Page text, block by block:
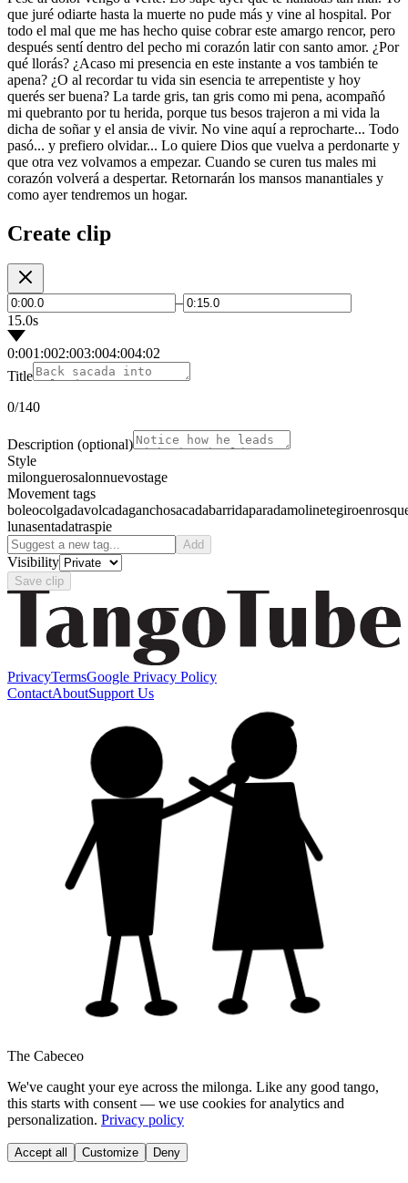
que juré odiarte hasta la muerte no pude más y vine al hospital. Por
todo el mal que me has hecho quise cobrar este amargo rencor, pero
después sentí dentro del pecho mi corazón latir con santo amor. ¿Por
qué llorás? ¿Acaso mi presencia en este instante a vos también te
apena? ¿O al recordar tu vida sin esencia te arrepentiste y hoy
querés ser buena? La tarde gris, tan gris como mi pena, acompañó
mi quebranto por tu herida, porque tus besos trajeron a mi vida la
dicha de soñar y el ansia de vivir. No vine aquí a reprocharte... Todo
pasó... y prefiero olvidar... Lo quiere Dios que vuelva a perdonarte y
que otra vez volvamos a empezar. Cuando se curen tus males mi
corazón volverá a despertar. Retornarán los mansos manantiales y
como ayer tendremos un hogar.
Create clip
–
15.0s
0:001:002:003:004:004:02
Title
0/140
Description (optional)
Style
milonguerosalonnuevostage
Movement tags
boleocolgadavolcadaganchosacadabarridaparadamolinetegiro
lunasentadatraspie
Add
Visibility
Save clip
PrivacyTermsGoogle Privacy Policy
ContactAboutSupport Us
The Cabeceo
We've caught your eye across the milonga. Like any good tango,
this starts with consent — we use cookies for analytics and
personalization. Privacy policy
Accept all Customize Deny